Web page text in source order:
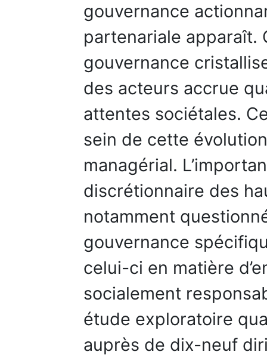
gouvernance
partenariale apparaît.
gouvernance
des acteurs accrue
attentes sociétales.
sein de cette
managérial.
discrétionnaire des
notamment
gouvernance
celui-ci en matière
socialement
étude exploratoire
auprès de dix-neuf